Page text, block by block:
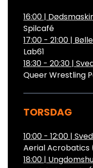
16:00 |
Spilcafé
17:00 - 21:00 |
Lab61
18:30 - 20:30 |
Queer Wrestling
TORSDAG
10:00 - 12:00 |
Aerial Acrobatics
18:00 |